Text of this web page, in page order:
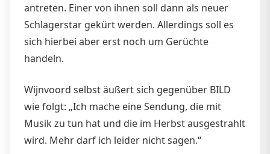
antreten. Einer von ihnen soll dann als neuer
Schlagerstar gekürt werden. Allerdings soll es
sich hierbei aber erst noch um Gerüchte
handeln.
Wijnvoord selbst äußert sich gegenüber BILD
wie folgt: „Ich mache eine Sendung, die mit
Musik zu tun hat und die im Herbst ausgestrahlt
wird. Mehr darf ich leider nicht sagen.“